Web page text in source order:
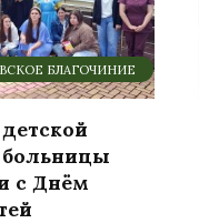
БЛАГОЧИНИЕ
с Днём